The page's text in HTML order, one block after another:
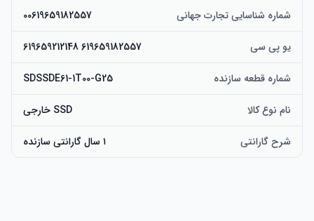
شماره شناسایی تجارت جهانی 00619659182557
یو پی سی 619659182557 619659212148
شماره قطعه سازنده SDSSDE61-1T00-G25
نام نوع کالا SSD خارجی
شرح گارانتی ۱ سال گارانتی سازنده